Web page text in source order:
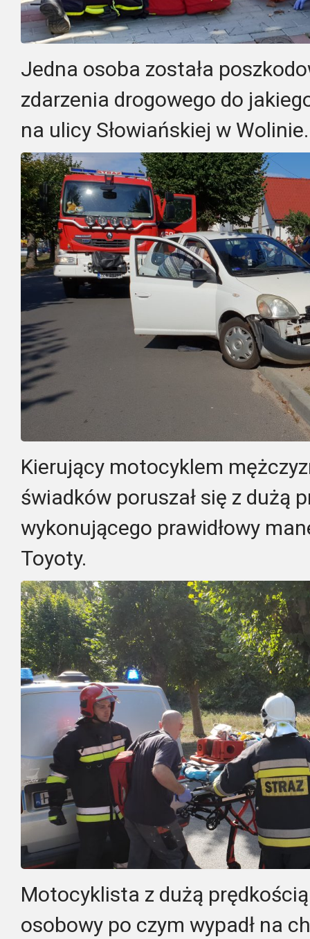
Jedna osoba została
zdarzenia drogowego do
na ulicy Słowiańskiej w Wolinie.
Kierujący motocyklem
świadków poruszał się z dużą
wykonującego prawidłowy
Toyoty.
Motocyklista z dużą
osobowy po czym wypadł na